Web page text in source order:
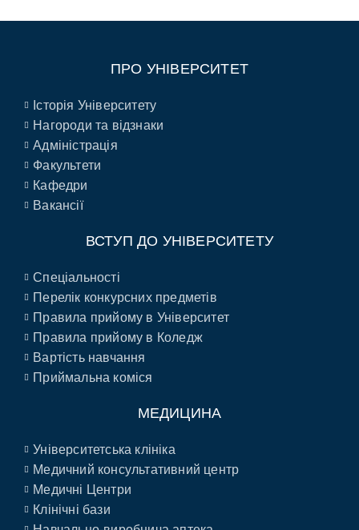
ПРО УНІВЕРСИТЕТ
Історія Університету
Нагороди та відзнаки
Адміністрація
Факультети
Кафедри
Вакансії
ВСТУП ДО УНІВЕРСИТЕТУ
Спеціальності
Перелік конкурсних предметів
Правила прийому в Університет
Правила прийому в Коледж
Вартість навчання
Приймальна коміся
МЕДИЦИНА
Університетська клініка
Медичний консультативний центр
Медичні Центри
Клінічні бази